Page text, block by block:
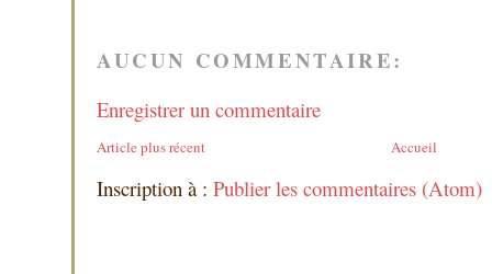
AUCUN COMMENTAIRE:
Enregistrer un commentaire
Article plus récent Accueil
Inscription à : Publier les commentaires (Atom)